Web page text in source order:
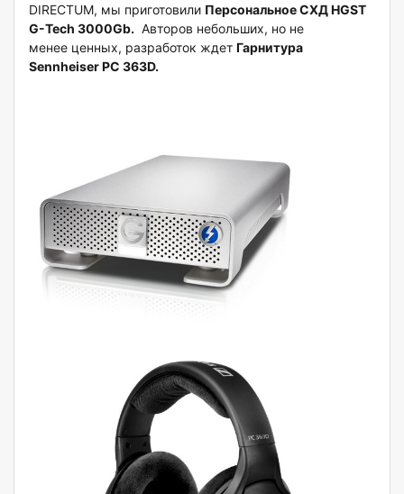
DIRECTUM, мы приготовили Персональное СХД HGST
G-Tech 3000Gb. Авторов небольших, но не
менее ценных, разработок ждет Гарнитура
Sennheiser PC 363D.